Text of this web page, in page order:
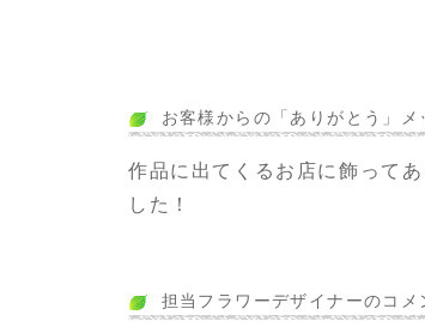
お客様からの「ありがとう」メ
作品に出てくるお店に飾って
した！
担当フラワーデザイナーのコメ